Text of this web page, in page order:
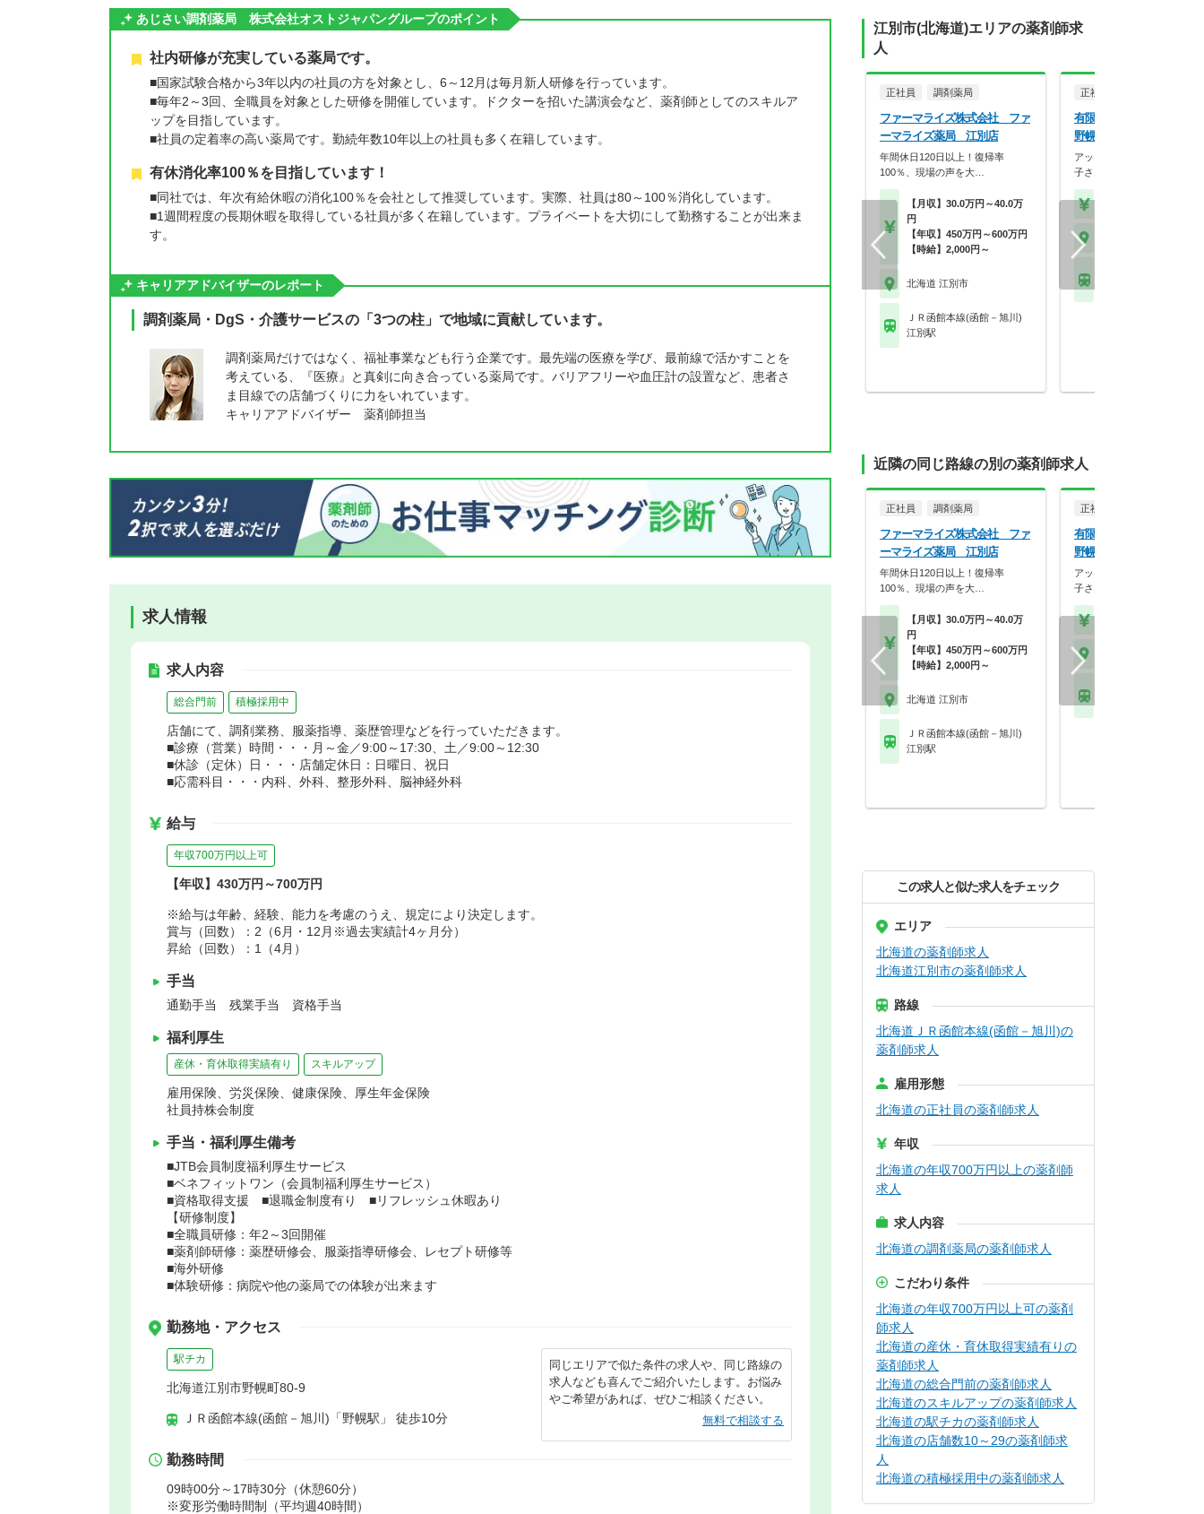
あじさい調剤薬局 株式会社オストジャパングループのポイント
社内研修が充実している薬局です。
■国家試験合格から3年以内の社員の方を対象とし、6～12月は毎月新人研修を行っています。
■毎年2～3回、全職員を対象とした研修を開催しています。ドクターを招いた講演会など、薬剤師としてのスキルア
ップを目指しています。
■社員の定着率の高い薬局です。勤続年数10年以上の社員も多く在籍しています。
有休消化率100％を目指しています！
■同社では、年次有給休暇の消化100％を会社として推奨しています。実際、社員は80～100％消化しています。
■1週間程度の長期休暇を取得している社員が多く在籍しています。プライベートを大切にして勤務することが出来ま
す。
キャリアアドバイザーのレポート
調剤薬局・DgS・介護サービスの「3つの柱」で地域に貢献しています。
調剤薬局だけではなく、福祉事業なども行う企業です。最先端の医療を学び、最前線で活かすことを
考えている、『医療』と真剣に向き合っている薬局です。バリアフリーや血圧計の設置など、患者さ
ま目線での店舗づくりに力をいれています。
キャリアアドバイザー 薬剤師担当
求人情報
求人内容
総合門前 積極採用中
店舗にて、調剤業務、服薬指導、薬歴管理などを行っていただきます。
■診療（営業）時間・・・月～金／9:00～17:30、土／9:00～12:30
■休診（定休）日・・・店舗定休日：日曜日、祝日
■応需科目・・・内科、外科、整形外科、脳神経外科
給与
年収700万円以上可
【年収】430万円～700万円
※給与は年齢、経験、能力を考慮のうえ、規定により決定します。
賞与（回数）：2（6月・12月※過去実績計4ヶ月分）
昇給（回数）：1（4月）
手当
通勤手当 残業手当 資格手当
福利厚生
産休・育休取得実績有り スキルアップ
雇用保険、労災保険、健康保険、厚生年金保険
社員持株会制度
手当・福利厚生備考
■JTB会員制度福利厚生サービス
■ベネフィットワン（会員制福利厚生サービス）
■資格取得支援 ■退職金制度有り ■リフレッシュ休暇あり
【研修制度】
■全職員研修：年2～3回開催
■薬剤師研修：薬歴研修会、服薬指導研修会、レセプト研修等
■海外研修
■体験研修：病院や他の薬局での体験が出来ます
勤務地・アクセス
駅チカ
北海道江別市野幌町80-9
ＪＲ函館本線(函館－旭川)「野幌駅」 徒歩10分
同じエリアで似た条件の求人や、同じ路線の
求人なども喜んでご紹介いたします。お悩み
やご希望があれば、ぜひご相談ください。
無料で相談する
勤務時間
09時00分～17時30分（休憩60分）
※変形労働時間制（平均週40時間）
江別市(北海道)エリアの薬剤師求
人
正社員 調剤薬局
ファーマライズ株式会社 ファ
ーマライズ薬局 江別店
年間休日120日以上！復帰率
100％、現場の声を大…
【月収】30.0万円～40.0万
円
【年収】450万円～600万円
【時給】2,000円～
北海道 江別市
ＪＲ函館本線(函館－旭川)
江別駅
正社員
有限会社西岡メディカル
野幌店
アットホームな雰囲気の職
子さんをお持ちのスタ…
近隣の同じ路線の別の薬剤師求人
正社員 調剤薬局
ファーマライズ株式会社 ファ
ーマライズ薬局 江別店
年間休日120日以上！復帰率
100％、現場の声を大…
【月収】30.0万円～40.0万
円
【年収】450万円～600万円
【時給】2,000円～
北海道 江別市
ＪＲ函館本線(函館－旭川)
江別駅
正社員
有限会社西岡メディカル
野幌店
アットホームな雰囲気の職
子さんをお持ちのスタ…
この求人と似た求人をチェック
エリア
北海道の薬剤師求人
北海道江別市の薬剤師求人
路線
北海道ＪＲ函館本線(函館－旭川)の
薬剤師求人
雇用形態
北海道の正社員の薬剤師求人
年収
北海道の年収700万円以上の薬剤師
求人
求人内容
北海道の調剤薬局の薬剤師求人
こだわり条件
北海道の年収700万円以上可の薬剤
師求人
北海道の産休・育休取得実績有りの
薬剤師求人
北海道の総合門前の薬剤師求人
北海道のスキルアップの薬剤師求人
北海道の駅チカの薬剤師求人
北海道の店舗数10～29の薬剤師求
人
北海道の積極採用中の薬剤師求人